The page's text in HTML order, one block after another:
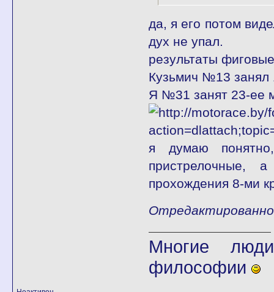
да, я его потом
дух не упал.
результаты фиговые
Кузьмич №13 занял
Я №31 занят 23-ее
я думаю
пристрелочные,
прохождения 8-ми
Многие
философии